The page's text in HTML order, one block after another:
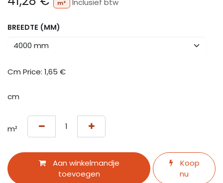
m² Inclusief btw
BREEDTE (MM)
Cm Price: 1,65 €
cm
m²
Aan winkelmandje
toevoegen
Koop
nu